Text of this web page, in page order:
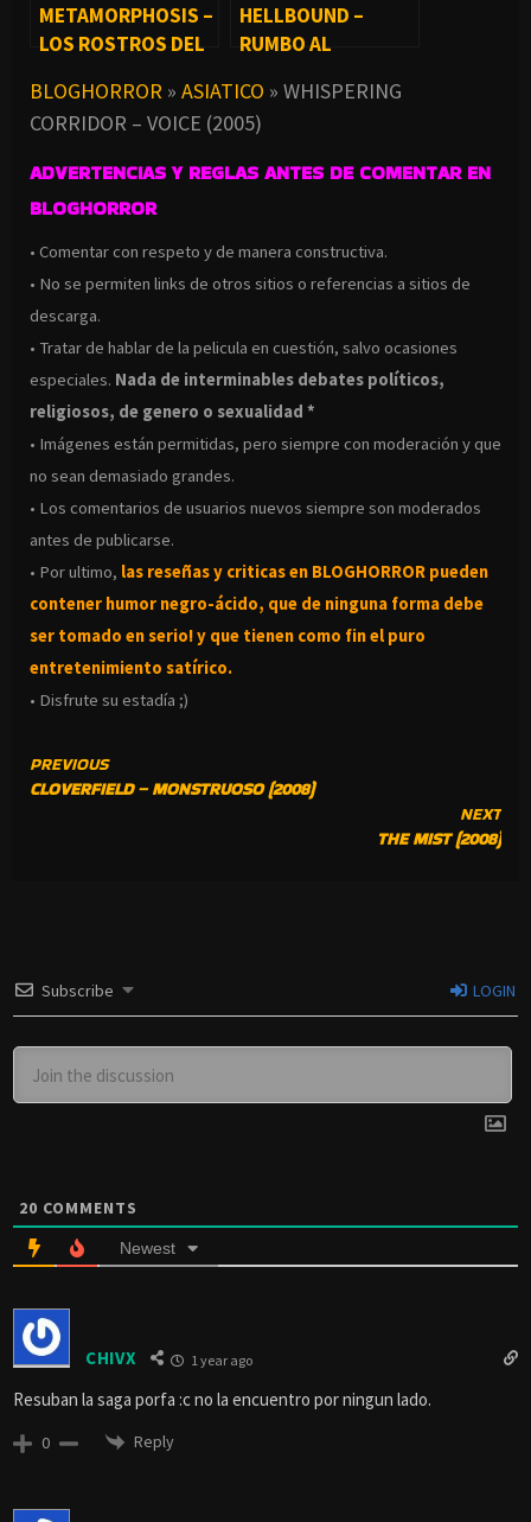
METAMORPHOSIS –
LOS ROSTROS DEL
HELLBOUND –
RUMBO AL
BLOGHORROR » ASIATICO » WHISPERING
CORRIDOR – VOICE (2005)
ADVERTENCIAS Y REGLAS ANTES DE COMENTAR EN
BLOGHORROR
• Comentar con respeto y de manera constructiva.
• No se permiten links de otros sitios o referencias a sitios de
descarga.
• Tratar de hablar de la pelicula en cuestión, salvo ocasiones
especiales. Nada de interminables debates políticos,
religiosos, de genero o sexualidad *
• Imágenes están permitidas, pero siempre con moderación y que
no sean demasiado grandes.
• Los comentarios de usuarios nuevos siempre son moderados
antes de publicarse.
• Por ultimo, las reseñas y criticas en BLOGHORROR pueden
contener humor negro-ácido, que de ninguna forma debe
ser tomado en serio! y que tienen como fin el puro
entretenimiento satírico.
• Disfrute su estadía ;)
CONTINUE
READING
PREVIOUS
CLOVERFIELD – MONSTRUOSO (2008)
NEXT
THE MIST (2008)
Subscribe LOGIN
20 COMMENTS
Newest
CHIVX 1 year ago
Resuban la saga porfa :c no la encuentro por ningun lado.
0 Reply